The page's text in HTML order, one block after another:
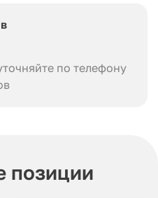
по телефону
позиции